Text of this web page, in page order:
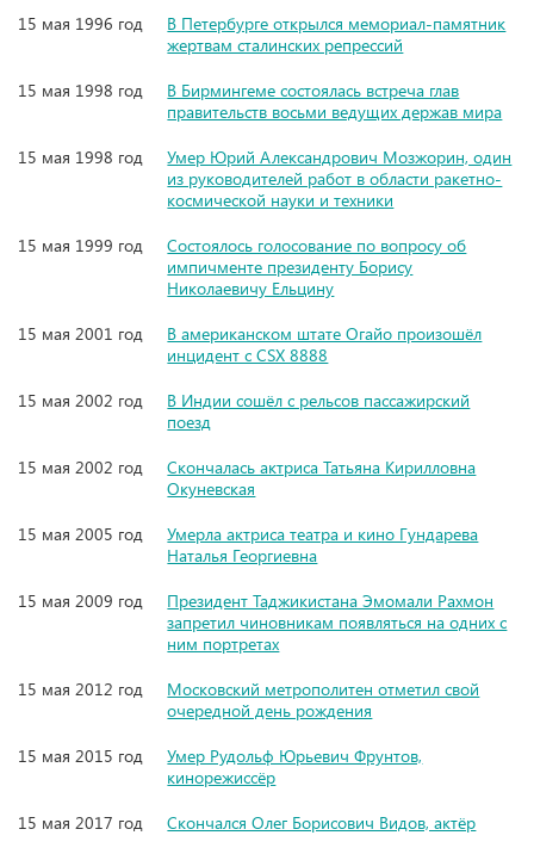
15 мая 1996 год
В Петербурге открылся мемориал-памятник
жертвам сталинских репрессий
15 мая 1998 год
В Бирмингеме состоялась встреча глав
правительств восьми ведущих держав мира
15 мая 1998 год
Умер Юрий Александрович Мозжорин, один
из руководителей работ в области ракетно-
космической науки и техники
15 мая 1999 год
Состоялось голосование по вопросу об
импичменте президенту Борису
Николаевичу Ельцину
15 мая 2001 год
В американском штате Огайо произошёл
инцидент с CSX 8888
15 мая 2002 год
В Индии сошёл с рельсов пассажирский
поезд
15 мая 2002 год
Скончалась актриса Татьяна Кирилловна
Окуневская
15 мая 2005 год
Умерла актриса театра и кино Гундарева
Наталья Георгиевна
15 мая 2009 год
Президент Таджикистана Эмомали Рахмон
запретил чиновникам появляться на одних с
ним портретах
15 мая 2012 год
Московский метрополитен отметил свой
очередной день рождения
15 мая 2015 год
Умер Рудольф Юрьевич Фрунтов,
кинорежиссёр
15 мая 2017 год
Скончался Олег Борисович Видов, актёр